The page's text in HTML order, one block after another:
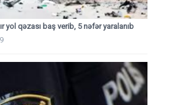
yol qəzası baş verib, 5 nəfər yaralanıb